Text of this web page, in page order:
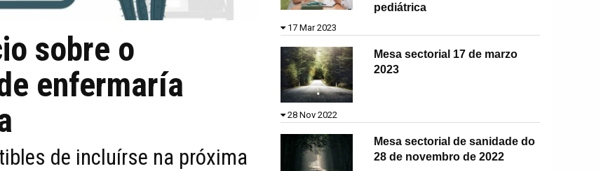
sobre o
enfermaría
de incluírse na próxima
pediátrica
17 Mar 2023
Mesa sectorial 17 de marzo
2023
28 Nov 2022
Mesa sectorial de sanidade do
28 de novembro de 2022